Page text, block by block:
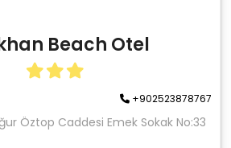
Beach Otel
+902523878767
Öztop Caddesi Emek Sokak No:33